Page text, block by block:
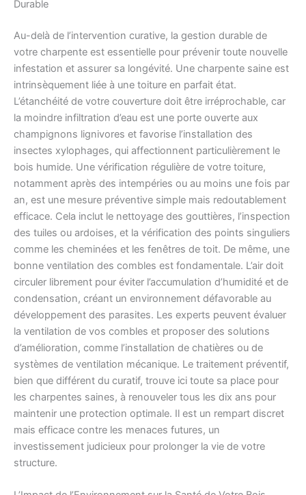
Durable
Au-delà de l’intervention curative, la gestion durable de
votre charpente est essentielle pour prévenir toute nouvelle
infestation et assurer sa longévité. Une charpente saine est
intrinsèquement liée à une toiture en parfait état.
L’étanchéité de votre couverture doit être irréprochable, car
la moindre infiltration d’eau est une porte ouverte aux
champignons lignivores et favorise l’installation des
insectes xylophages, qui affectionnent particulièrement le
bois humide. Une vérification régulière de votre toiture,
notamment après des intempéries ou au moins une fois par
an, est une mesure préventive simple mais redoutablement
efficace. Cela inclut le nettoyage des gouttières, l’inspection
des tuiles ou ardoises, et la vérification des points singuliers
comme les cheminées et les fenêtres de toit. De même, une
bonne ventilation des combles est fondamentale. L’air doit
circuler librement pour éviter l’accumulation d’humidité et de
condensation, créant un environnement défavorable au
développement des parasites. Les experts peuvent évaluer
la ventilation de vos combles et proposer des solutions
d’amélioration, comme l’installation de chatières ou de
systèmes de ventilation mécanique. Le traitement préventif,
bien que différent du curatif, trouve ici toute sa place pour
les charpentes saines, à renouveler tous les dix ans pour
maintenir une protection optimale. Il est un rempart discret
mais efficace contre les menaces futures, un
investissement judicieux pour prolonger la vie de votre
structure.